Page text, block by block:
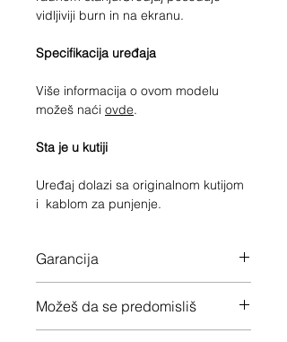
vidljiviji burn in na ekranu.
Specifikacija uređaja
Više informacija o ovom modelu
možeš naći ovde.
Sta je u kutiji
Uređaj dolazi sa originalnom kutijom
i kablom za punjenje.
Garancija
Možeš da se predomisliš